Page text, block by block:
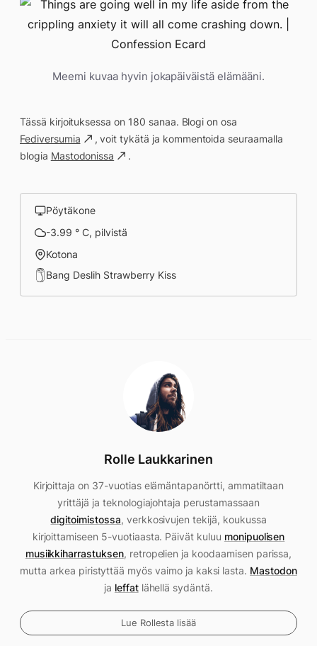
Meemi kuvaa hyvin jokapäiväistä elämääni.
Tässä kirjoituksessa on 180 sanaa. Blogi on osa
Fediversumia
, voit tykätä ja kommentoida seuraamalla
blogia Mastodonissa .
Pöytäkone
-3.99 ° C, pilvistä
Kotona
Bang Deslih Strawberry Kiss
Rolle Laukkarinen
Kirjoittaja on 37-vuotias elämäntapanörtti, ammatiltaan
yrittäjä ja teknologiajohtaja perustamassaan
digitoimistossa, verkkosivujen tekijä, koukussa
kirjoittamiseen 5-vuotiaasta. Päivät kuluu monipuolisen
musiikkiharrastuksen, retropelien ja koodaamisen parissa,
mutta arkea piristyttää myös vaimo ja kaksi lasta. Mastodon
ja leffatlähellä sydäntä.
Lue Rollesta lisää